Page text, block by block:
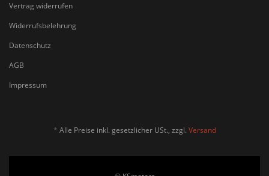
Vertrag widerrufen
Widerrufsbelehrung
Datenschutz
AGB
Impressum
* Alle Preise inkl. gesetzlicher USt., zzgl. Versand